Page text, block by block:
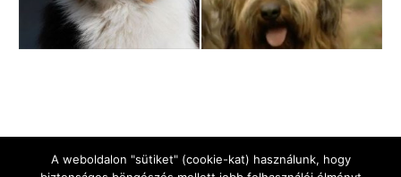
A weboldalon "sütiket" (cookie-kat) használunk, hogy